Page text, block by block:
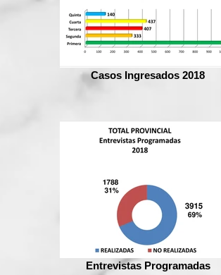
Casos Ingresados 2018
Entrevistas Programadas